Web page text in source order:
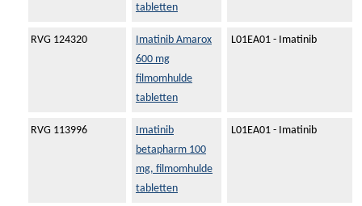
tabletten
RVG 124320
Imatinib Amarox
600 mg
filmomhulde
tabletten
L01EA01 - Imatinib
RVG 113996
Imatinib
betapharm 100
mg, filmomhulde
tabletten
L01EA01 - Imatinib